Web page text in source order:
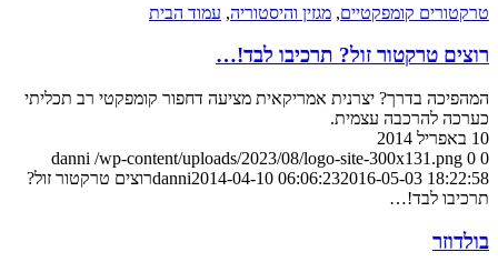
טרקטורים קומפקטיים, מגזין והיסטוריה, עמוד הבית
רוצים טרקטור זול? תרכיבו לבד!…
המהפיכה בדרך? יצרנית אמריקאית מציעה דחפור קומפקטי רב תכליתי
כערכה להרכבה עצמית.
10 באפריל 2014
0
0
danni /wp-content/uploads/2023/08/logo-site-300x131.png
danni2014-04-10 06:06:232016-05-03 18:22:58
רוצים טרקטור זול?
תרכיבו לבד!…
בולדוזר